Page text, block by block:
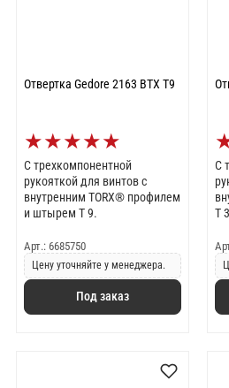
Отвертка Gedore 2163 BTX T9
★★★★★
С трехкомпонентной
рукояткой для винтов с
внутренним TORX® профилем
и штырем T 9.
Арт.: 6685750
Цену уточняйте у менеджера.
Под заказ
С
T